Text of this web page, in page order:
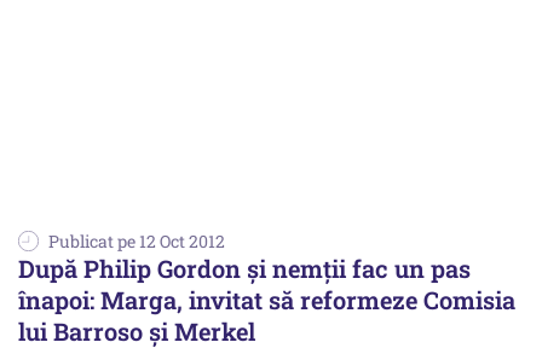
Publicat pe 12 Oct 2012
După Philip Gordon și nemții fac un pas
înapoi: Marga, invitat să reformeze Comisia
lui Barroso și Merkel